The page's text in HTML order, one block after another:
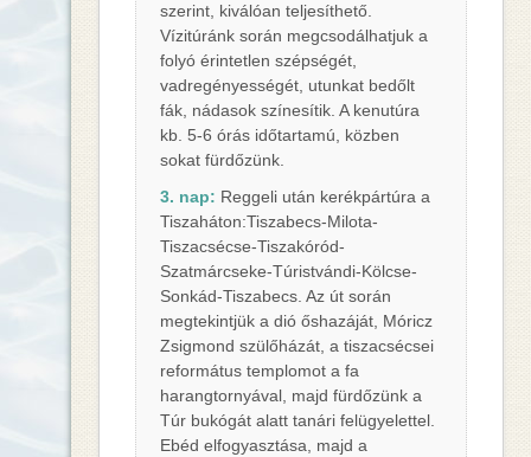
szerint, kiválóan teljesíthető.
Vízitúránk során megcsodálhatjuk a
folyó érintetlen szépségét,
vadregényességét, utunkat bedőlt
fák, nádasok színesítik. A kenutúra
kb. 5-6 órás időtartamú, közben
sokat fürdőzünk.
3. nap: Reggeli után kerékpártúra a
Tiszaháton:Tiszabecs-Milota-
Tiszacsécse-Tiszakóród-
Szatmárcseke-Túristvándi-Kölcse-
Sonkád-Tiszabecs. Az út során
megtekintjük a dió őshazáját, Móricz
Zsigmond szülőházát, a tiszacsécsei
református templomot a fa
harangtornyával, majd fürdőzünk a
Túr bukógát alatt tanári felügyelettel.
Ebéd elfogyasztása, majd a